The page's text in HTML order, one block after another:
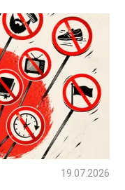
19.07.2026